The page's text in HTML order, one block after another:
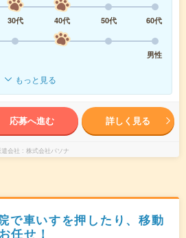
30代 40代 50代
60代
男性
もっと見る
応募へ進む 詳しく見る
会社 株式会社パソナ
で車いすを押したり、移動
任せ！